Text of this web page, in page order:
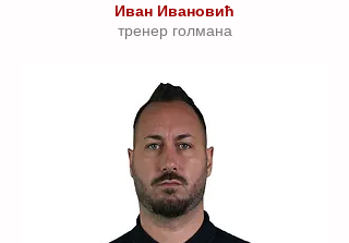
Иван Ивановић
тренер голмана